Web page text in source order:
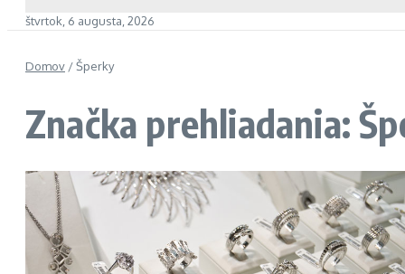
štvrtok, 6 augusta, 2026
Domov /Šperky
Značka prehliadania: